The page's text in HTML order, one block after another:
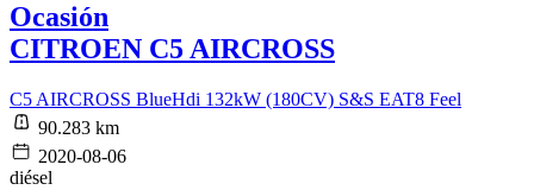
Ocasión
CITROEN C5 AIRCROSS
C5 AIRCROSS BlueHdi 132kW (180CV) S&S EAT8 Feel
90.283 km
2020-08-06
diésel